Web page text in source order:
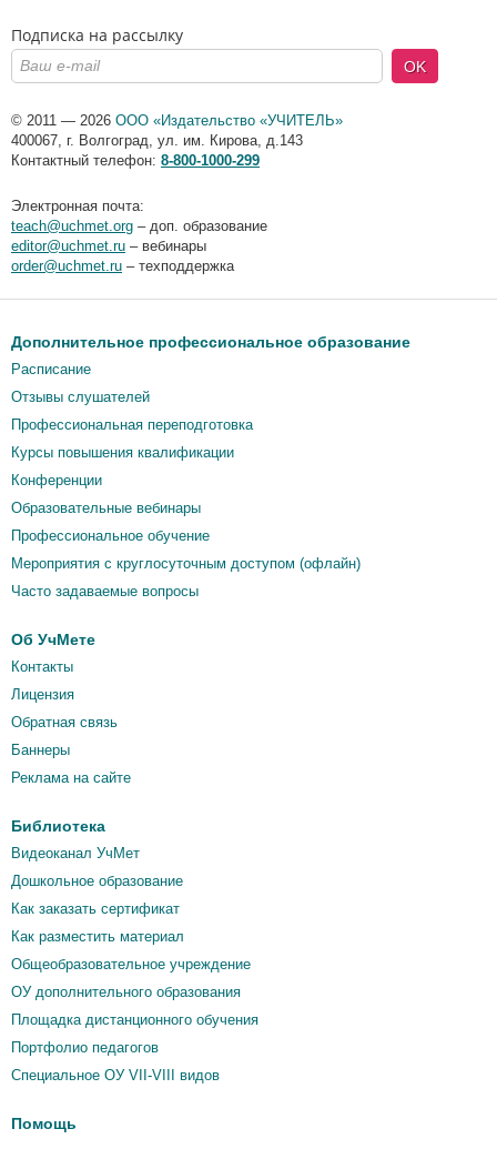
Подписка на рассылку
OK
© 2011 — 2026 ООО «Издательство «УЧИТЕЛЬ»
400067, г. Волгоград, ул. им. Кирова, д.143
Контактный телефон: 8-800-1000-299
Электронная почта:
teach@uchmet.org – доп. образование
editor@uchmet.ru – вебинары
order@uchmet.ru – техподдержка
Дополнительное профессиональное образование
Расписание
Отзывы слушателей
Профессиональная переподготовка
Курсы повышения квалификации
Конференции
Образовательные вебинары
Профессиональное обучение
Мероприятия c круглосуточным доступом (офлайн)
Часто задаваемые вопросы
Об УчМете
Контакты
Лицензия
Обратная связь
Баннеры
Реклама на сайте
Библиотека
Видеоканал УчМет
Дошкольное образование
Как заказать сертификат
Как разместить материал
Общеобразовательное учреждение
ОУ дополнительного образования
Площадка дистанционного обучения
Портфолио педагогов
Специальное ОУ VII-VIII видов
Помощь